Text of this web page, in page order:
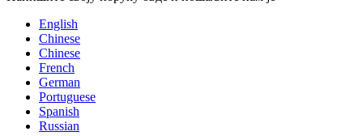
English
Chinese
Chinese
French
German
Portuguese
Spanish
Russian